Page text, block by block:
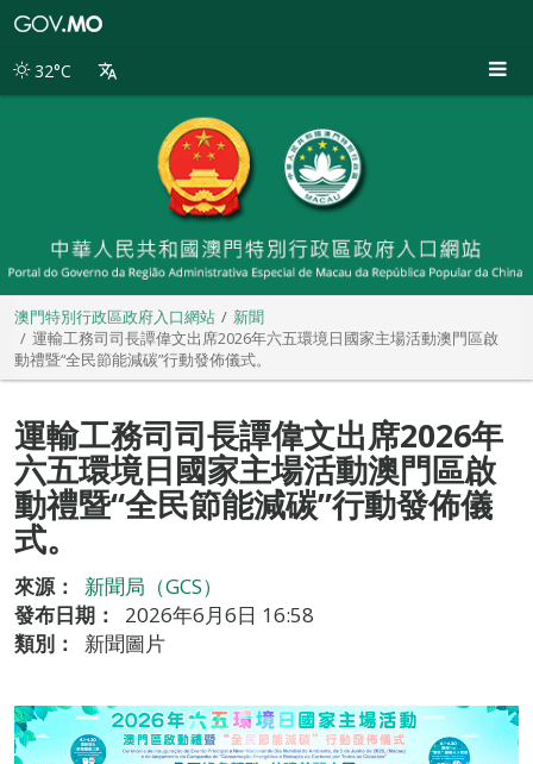
別
32°C
澳門特別行政區政府入口網站
新聞
運輸工務司司長譚偉文出席2026年六五環境日國家主場活動澳門區啟
動禮暨“全民節能減碳”行動發佈儀式。
運輸工務司司長譚偉文出席2026年
六五環境日國家主場活動澳門區啟
動禮暨“全民節能減碳”行動發佈儀
式。
來源：
新聞局（GCS）
發布日期：
2026年6月6日 16:58
類別：
新聞圖片